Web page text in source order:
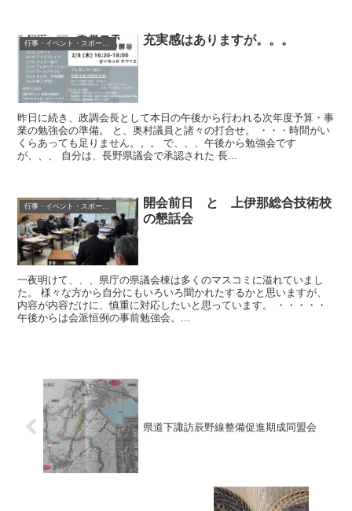
行事・イベント・スポーツ等 充実感はありますが。。。
昨日に続き、政調会長として本日の午後から行われる次年度予算・事
業の勉強会の準備。 と、奥村議員と諸々の打合せ。 ・・・時間がい
くらあっても足りません。。。 で、、、午後から勉強会です
が、、、 自分は、長野県議会で承認された 長...
行事・イベント・スポーツ等
開会前日 と 上伊那総合技術校
の懇話会
一夜明けて、、、県庁の県議会棟は多くのマスコミに溢れていまし
た。 様々な方から自分にもいろいろ聞かれたするかと思いますが、
内容が内容だけに、慎重に対応したいと思っています。 ・・・・・
午後からは会派恒例の事前勉強会。...
県道下諏訪辰野線整備促進期成同盟会